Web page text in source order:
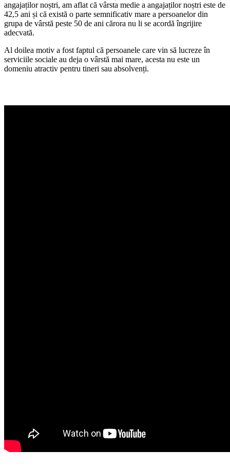
angajaților noștri, am aflat că vârsta medie a angajaților noștri este de
42,5 ani și că există o parte semnificativ mare a persoanelor din
grupa de vârstă peste 50 de ani cărora nu li se acordă îngrijire
adecvată.
Al doilea motiv a fost faptul că persoanele care vin să lucreze în
serviciile sociale au deja o vârstă mai mare, acesta nu este un
domeniu atractiv pentru tineri sau absolvenți.